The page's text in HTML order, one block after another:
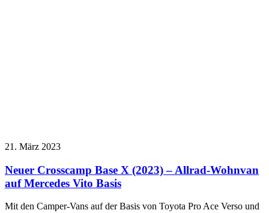
21. März 2023
Neuer Crosscamp Base X (2023) – Allrad-Wohnvan
auf Mercedes Vito Basis
Mit den Camper-Vans auf der Basis von Toyota Pro Ace Verso und